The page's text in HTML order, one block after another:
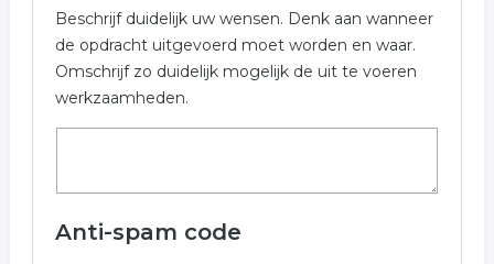
Beschrijf duidelijk uw wensen. Denk aan wanneer
de opdracht uitgevoerd moet worden en waar.
Omschrijf zo duidelijk mogelijk de uit te voeren
werkzaamheden.
Anti-spam code